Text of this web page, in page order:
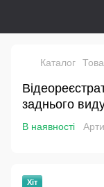
Каталог
заднього
°огляд| Black
В наявності
Хіт